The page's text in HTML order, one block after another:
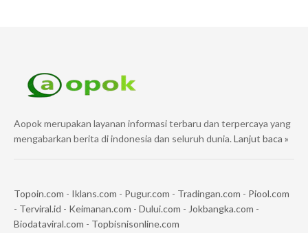
Aopok merupakan layanan informasi terbaru dan terpercaya yang
mengabarkan berita di indonesia dan seluruh dunia. Lanjut baca »
Topoin.com - Iklans.com - Pugur.com - Tradingan.com - Piool.com
- Terviral.id - Keimanan.com - Dului.com - Jokbangka.com -
Biodataviral.com - Topbisnisonline.com